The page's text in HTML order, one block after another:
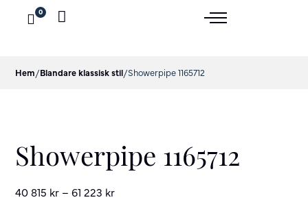
0
Hem/Blandare klassisk stil/Showerpipe 1165712
Showerpipe 1165712
40 815 kr –61 223 kr